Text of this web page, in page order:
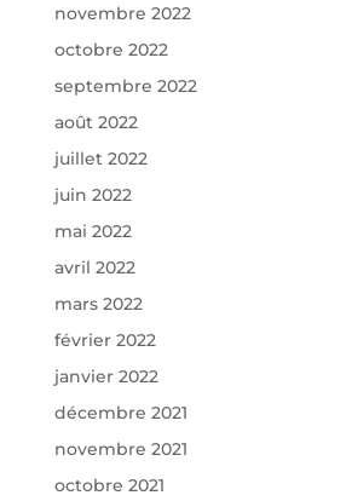
novembre 2022
octobre 2022
septembre 2022
août 2022
juillet 2022
juin 2022
mai 2022
avril 2022
mars 2022
février 2022
janvier 2022
décembre 2021
novembre 2021
octobre 2021